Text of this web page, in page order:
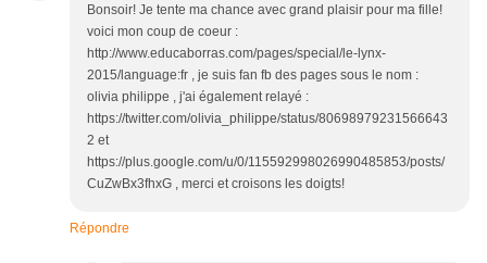
Bonsoir! Je tente ma chance avec grand plaisir pour ma fille!
voici mon coup de coeur :
http://www.educaborras.com/pages/special/le-lynx-
2015/language:fr , je suis fan fb des pages sous le nom :
olivia philippe , j'ai également relayé :
https://twitter.com/olivia_philippe/status/80698979231566643
2 et
https://plus.google.com/u/0/115592998026990485853/posts/
CuZwBx3fhxG , merci et croisons les doigts!
Répondre